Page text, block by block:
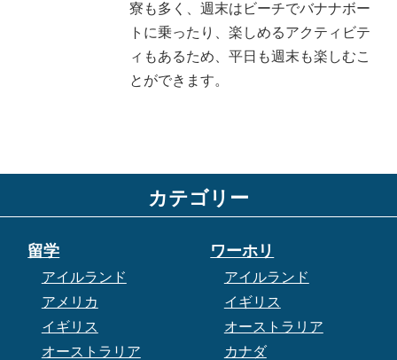
寮も多く、週末はビーチでバナナボー
トに乗ったり、楽しめるアクティビテ
ィもあるため、平日も週末も楽しむこ
とができます。
カテゴリー
留学
アイルランド
アメリカ
イギリス
オーストラリア
ワーホリ
アイルランド
イギリス
オーストラリア
カナダ